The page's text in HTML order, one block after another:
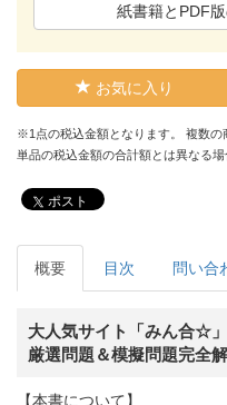
紙書籍とPDF
お気に入り
※1点の税込金額となります。 複数の
単品の税込金額の合計額とは異なる
ポスト
概要 目次 問い合
大人気サイト「みん合☆
厳選問題＆模擬問題完全
【本書について】